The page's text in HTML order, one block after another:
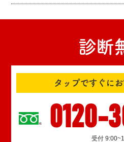
診断
タップですぐに
0120-
受付